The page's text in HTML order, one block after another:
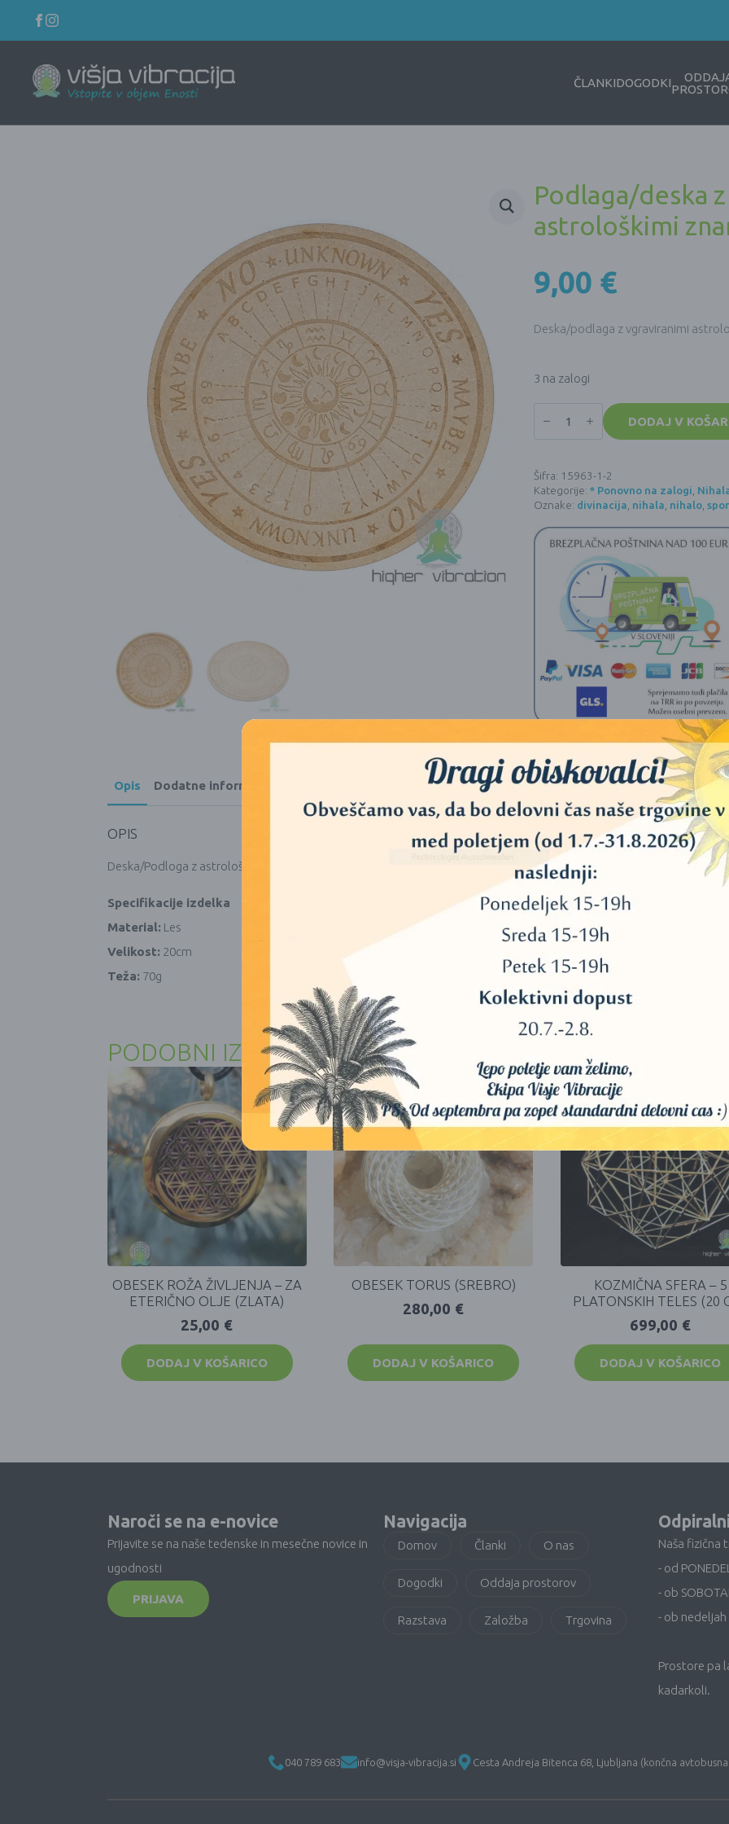
ČLANKIDOGODKI
Podlaga/deska
astrološkimi
9,00 €
Deska/podlaga z vgraviranimi
3 na zalogi
Podlaga/deska
(za
NIHALA)
količina
DODAJ V
Šifra: 15963-1-2
Kategorije: * Ponovno na zalogi,
Oznake: divinacija, nihala, nihalo,
Opis Dodatne informacije
OPIS
Deska/Podloga z astrološkimi znamenji, črkami, številkami in možnostmi odgovorov Da / Ne / Mogoče / Neznano v
Specifikacije izdelka
Material: Les
Velikost: 20cm
Teža: 70g
PODOBNI IZDELKI
OBESEK ROŽA ŽIVLJENJA – ZA
ETERIČNO OLJE (ZLATA)
25,00 €
DODAJ V KOŠARICO
OBESEK TORUS (SREBRO)
280,00 €
DODAJ V KOŠARICO
KOZMIČNA SFERA – 5
PLATONSKIH TELES (20
699,00 €
DODAJ V KOŠARICO
Naroči se na e-novice
Prijavite se na naše tedenske in mesečne novice in
ugodnosti
PRIJAVA
Navigacija
Domov Članki O nas
Dogodki Oddaja prostorov
Razstava Založba Trgovina
Naša fizična
- od
- ob
- ob
Prostore pa
kadarkoli.
040 789 683 info@visja-vibracija.si Cesta Andreja Bitenca 68, Ljubljana (končna